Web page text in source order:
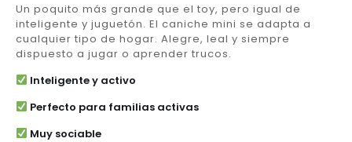
Un poquito más grande que el toy, pero igual de
inteligente y juguetón. El caniche mini se adapta a
cualquier tipo de hogar. Alegre, leal y siempre
dispuesto a jugar o aprender trucos.
Inteligente y activo
Perfecto para familias activas
Muy sociable